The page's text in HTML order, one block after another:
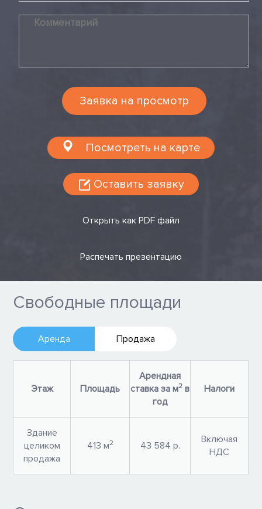
Заявка на просмотр
Посмотреть на карте
Оставить заявку
Открыть как PDF файл
Распечать презентацию
Свободные площади
Аренда Продажа
Этаж Площадь
Арендная
ставка за м2 в
год
Налоги
Здание
целиком
продажа
413 м2 43 584 р.
Включая
НДС